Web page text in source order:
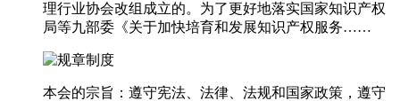
理行业协会改组成立的。为了更好地落实国家知识产权
局等九部委《关于加快培育和发展知识产权服务……
本会的宗旨：遵守宪法、法律、法规和国家政策，遵守